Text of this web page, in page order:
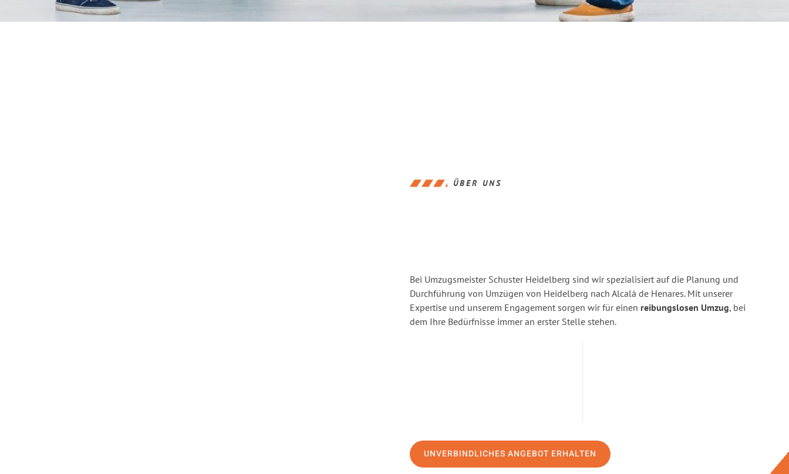
ÜBER UNS
Bei Umzugsmeister Schuster Heidelberg sind wir spezialisiert auf die Planung und
Durchführung von Umzügen von Heidelberg nach Alcalá de Henares. Mit unserer
Expertise und unserem Engagement sorgen wir für einen reibungslosen Umzug, bei
dem Ihre Bedürfnisse immer an erster Stelle stehen.
UNVERBINDLICHES ANGEBOT ERHALTEN